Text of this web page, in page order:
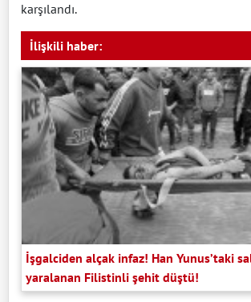
karşılandı.
İlişkili haber:
İşgalciden alçak infaz! Han Yunus’taki
yaralanan Filistinli şehit düştü!